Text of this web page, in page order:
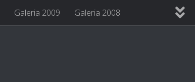
Galeria 2009 Galeria 2008